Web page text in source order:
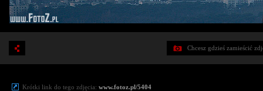
Chcesz gdzieś zamieścić
Krótki link do tego zdjęcia: www.fotoz.pl/5404